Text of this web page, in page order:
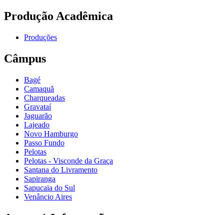
Produção Acadêmica
Produções
Câmpus
Bagé
Camaquã
Charqueadas
Gravataí
Jaguarão
Lajeado
Novo Hamburgo
Passo Fundo
Pelotas
Pelotas - Visconde da Graça
Santana do Livramento
Sapiranga
Sapucaia do Sul
Venâncio Aires